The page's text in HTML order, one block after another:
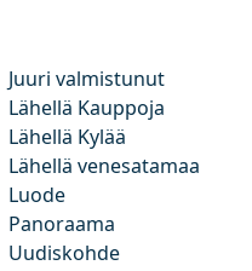
Juuri valmistunut
Lähellä Kauppoja
Lähellä Kylää
Lähellä venesatamaa
Luode
Panoraama
Uudiskohde